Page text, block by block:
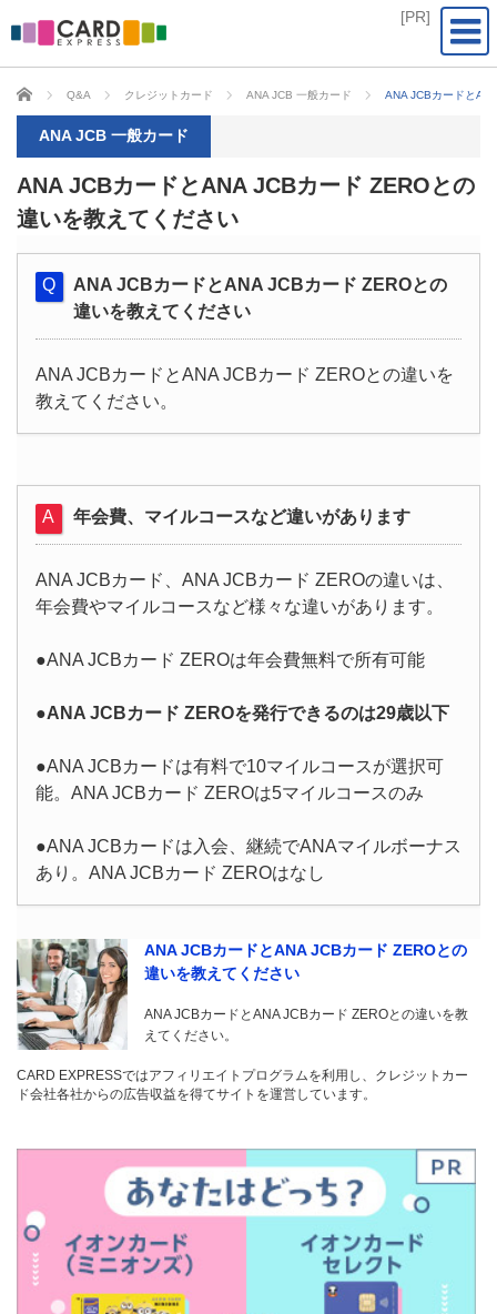
CARD EXPRESS
Q&A クレジットカード ANA JCB 一般カード ANA JCBカードと
ANA JCB 一般カード
ANA JCBカードとANA JCBカード ZEROとの
違いを教えてください
ANA JCBカードとANA JCBカード ZEROとの
違いを教えてください
ANA JCBカードとANA JCBカード ZEROとの違いを
教えてください。
年会費、マイルコースなど違いがあります
ANA JCBカード、ANA JCBカード ZEROの違いは、
年会費やマイルコースなど様々な違いがあります。
●ANA JCBカード ZEROは年会費無料で所有可能
●ANA JCBカード ZEROを発行できるのは29歳以下
●ANA JCBカードは有料で10マイルコースが選択可
能。ANA JCBカード ZEROは5マイルコースのみ
●ANA JCBカードは入会、継続でANAマイルボーナス
あり。ANA JCBカード ZEROはなし
ANA JCBカードとANA JCBカード ZEROとの
違いを教えてください
ANA JCBカードとANA JCBカード ZEROとの違いを教
えてください。
CARD EXPRESSではアフィリエイトプログラムを利用し、クレジットカー
ド会社各社からの広告収益を得てサイトを運営しています。